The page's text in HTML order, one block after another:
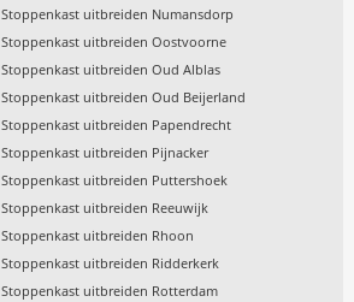
Stoppenkast uitbreiden Numansdorp
Stoppenkast uitbreiden Oostvoorne
Stoppenkast uitbreiden Oud Alblas
Stoppenkast uitbreiden Oud Beijerland
Stoppenkast uitbreiden Papendrecht
Stoppenkast uitbreiden Pijnacker
Stoppenkast uitbreiden Puttershoek
Stoppenkast uitbreiden Reeuwijk
Stoppenkast uitbreiden Rhoon
Stoppenkast uitbreiden Ridderkerk
Stoppenkast uitbreiden Rotterdam